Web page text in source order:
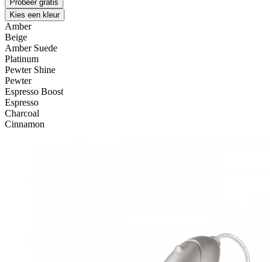
Probeer gratis
Kies een kleur
Amber
Beige
Amber Suede
Platinum
Pewter Shine
Pewter
Espresso Boost
Espresso
Charcoal
Cinnamon